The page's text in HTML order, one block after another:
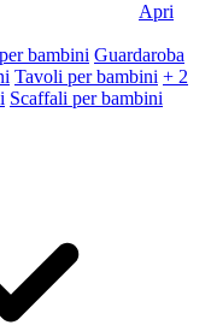
Apri
bambini Guardaroba
Tavoli per bambini + 2
Scaffali per bambini